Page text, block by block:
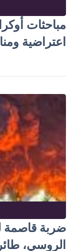
مباحثات
اعتراضية
ضربة قاصمة
الروسي،